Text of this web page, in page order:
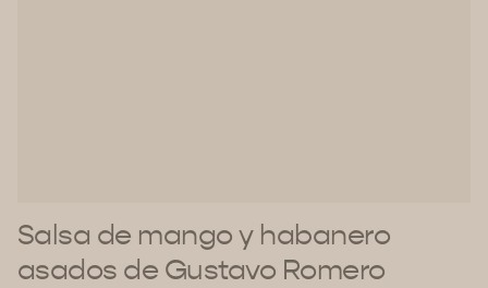
Salsa de mango y habanero
asados de Gustavo Romero